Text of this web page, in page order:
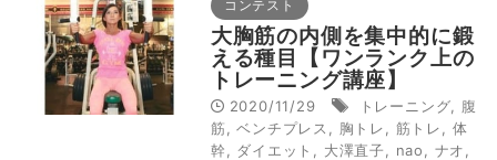
コンテスト
大胸筋の内側を集中的に鍛
える種目【ワンランク上の
トレーニング講座】
2020/11/29 トレーニング
腹
筋 ,ベンチプレス 胸トレ 筋トレ
体
幹
ダイエット 大澤直子 nao ナオ